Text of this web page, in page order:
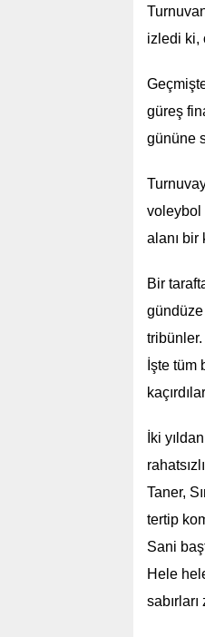
izledi ki,
güreş
gününe
voleybol
alanı bir
Bir
İşte tüm
İki
Taner,
tertip
Sani
Hele